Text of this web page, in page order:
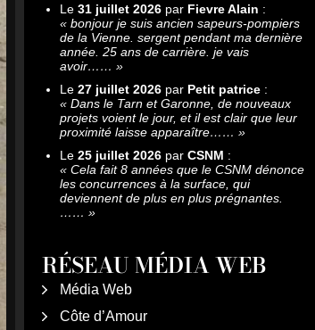
Le 31 juillet 2026 par Fievre Alain :
« bonjour je suis ancien sapeurs-pompiers
de la Vienne. sergent pendant ma dernière
année. 25 ans de carrière. je vais
avoir…… »
Le 27 juillet 2026 par Petit patrice :
« Dans le Tarn et Garonne, de nouveaux
projets voient le jour, et il est clair que leur
proximité laisse apparaître…… »
Le 25 juillet 2026 par CSNM :
« Cela fait 8 années que le CSNM dénonce
les concurrences à la surface, qui
deviennent de plus en plus prégnantes.
…… »
RÉSEAU MÉDIA WEB
Média Web
Côte d’Amour